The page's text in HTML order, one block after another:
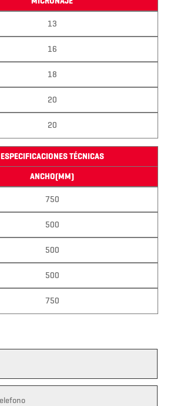
13
16
18
20
20
ESPECIFICACIONES TÉCNICAS
ANCHO(MM)
750
500
500
500
750